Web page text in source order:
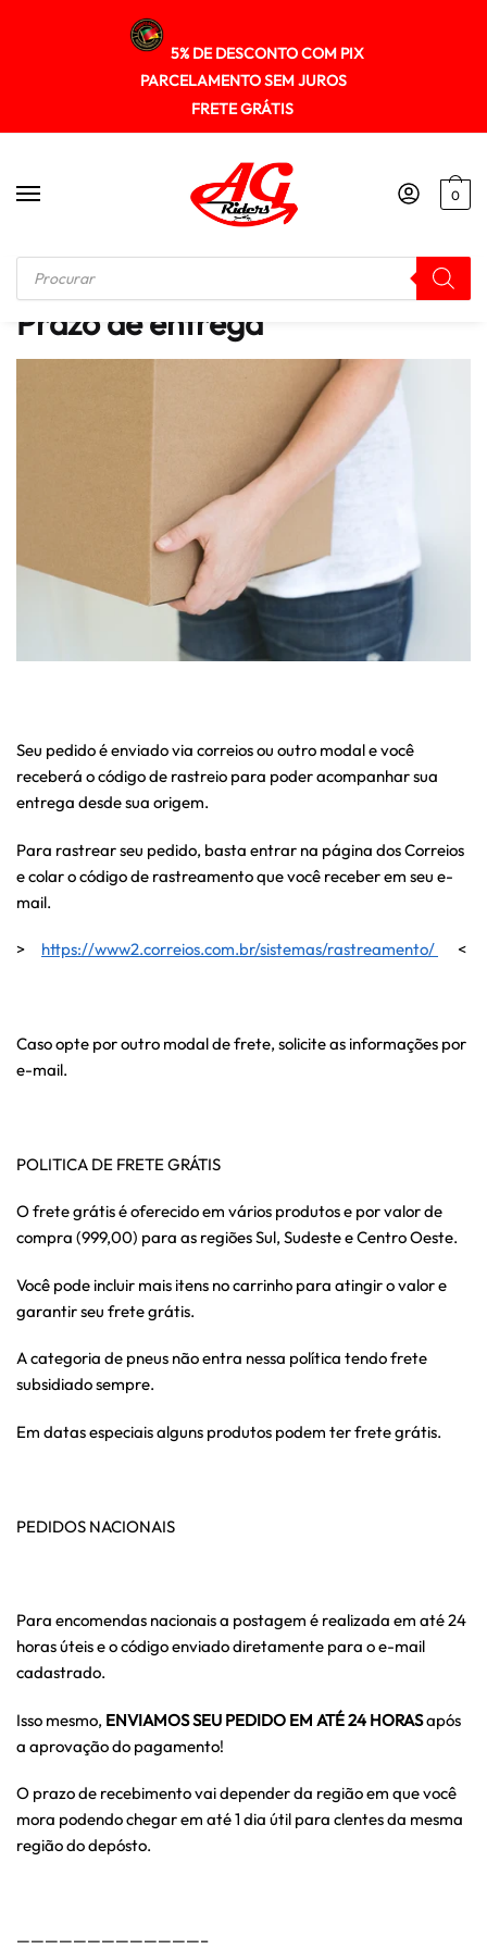
5% DE DESCONTO COM PIX
PARCELAMENTO SEM JUROS
FRETE GRÁTIS
0
Início / Prazo de entrega
Prazo de entrega
Seu pedido é enviado via correios ou outro modal e você
receberá o código de rastreio para poder acompanhar sua
entrega desde sua origem.
Para rastrear seu pedido, basta entrar na página dos Correios
e colar o código de rastreamento que você receber em seu e-
mail.
> https://www2.correios.com.br/sistemas/rastreamento/ <
Caso opte por outro modal de frete, solicite as informações por
e-mail.
POLITICA DE FRETE GRÁTIS
O frete grátis é oferecido em vários produtos e por valor de
compra (999,00) para as regiões Sul, Sudeste e Centro Oeste.
Você pode incluir mais itens no carrinho para atingir o valor e
garantir seu frete grátis.
A categoria de pneus não entra nessa política tendo frete
subsidiado sempre.
Em datas especiais alguns produtos podem ter frete grátis.
PEDIDOS NACIONAIS
Para encomendas nacionais a postagem é realizada em até 24
horas úteis e o código enviado diretamente para o e-mail
cadastrado.
Isso mesmo, ENVIAMOS SEU PEDIDO EM ATÉ 24 HORASapós
a aprovação do pagamento!
O prazo de recebimento vai depender da região em que você
mora podendo chegar em até 1 dia útil para clentes da mesma
região do depósto.
—————————————–